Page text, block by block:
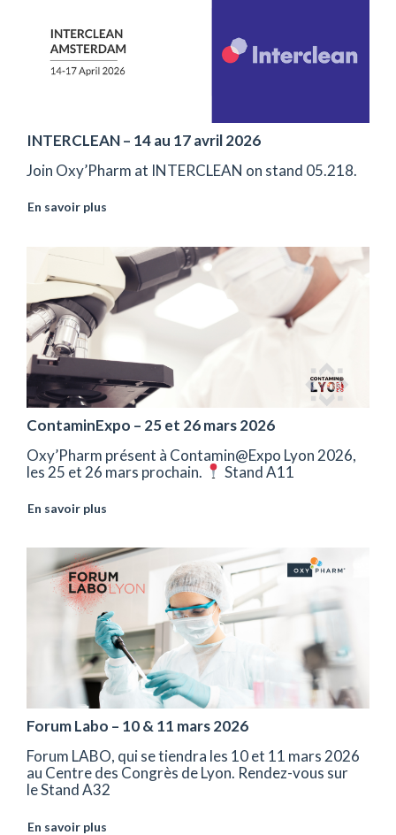
INTERCLEAN – 14 au 17 avril 2026
Join Oxy’Pharm at INTERCLEAN on stand 05.218.
En savoir plus
ContaminExpo – 25 et 26 mars 2026
Oxy’Pharm présent à Contamin@Expo Lyon 2026,
les 25 et 26 mars prochain.
Stand A11
En savoir plus
Forum Labo – 10 & 11 mars 2026
Forum LABO, qui se tiendra les 10 et 11 mars 2026
au Centre des Congrès de Lyon. Rendez-vous sur
le Stand A32
En savoir plus